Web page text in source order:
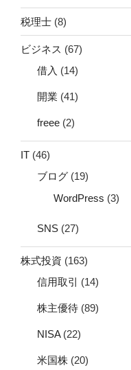
税理士 (8)
ビジネス (67)
借入 (14)
開業 (41)
freee (2)
IT (46)
ブログ (19)
WordPress (3)
SNS (27)
株式投資 (163)
信用取引 (14)
株主優待 (89)
NISA(22)
米国株 (20)